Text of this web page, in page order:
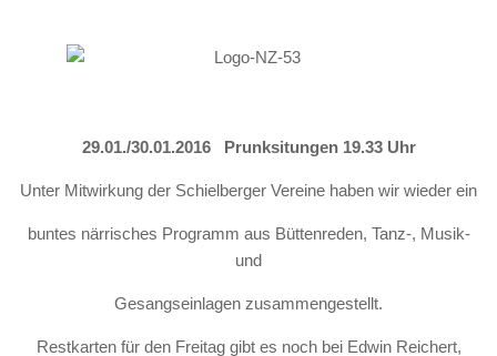
29.01./30.01.2016 Prunksitungen 19.33 Uhr
Unter Mitwirkung der Schielberger Vereine haben wir wieder ein
buntes närrisches Programm aus Büttenreden, Tanz-, Musik-
und
Gesangseinlagen zusammengestellt.
Restkarten für den Freitag gibt es noch bei Edwin Reichert,